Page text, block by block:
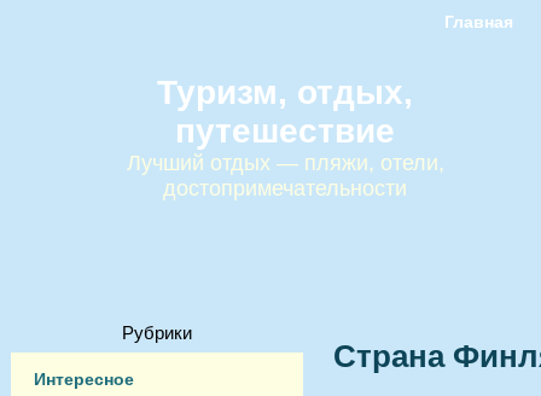
Главная
Туризм, отдых,
путешествие
Лучший отдых — пляжи, отели,
достопримечательности
Рубрики
Интересное
Страна